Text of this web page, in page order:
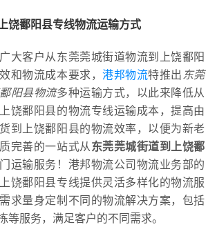
饶鄱阳县专线物流运输方式
大客户从东莞莞城街道物流到上饶鄱阳
和物流成本要求，港邦物流特推出 东莞
阳县物流多种运输方式，以此来降低从
饶鄱阳县的物流专线运输成本，提高由
到上饶鄱阳县的物流效率，以便为新老
完善的一站式从 东莞莞城街道到上饶鄱
运输服务！港邦物流公司物流业务部的
饶鄱阳县专线提供灵活多样化的物流服
求量身定制不同的物流解决方案，包括
等服务，满足客户的不同需求。